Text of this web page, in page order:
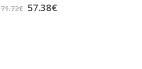
71.72€ 57.38€